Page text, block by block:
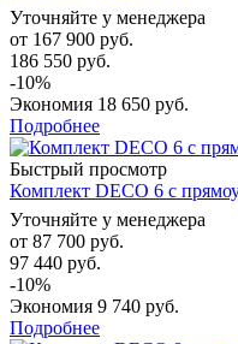
Уточняйте у менеджера
от 167 900 руб.
186 550 руб.
-10%
Экономия 18 650 руб.
Подробнее
Быстрый просмотр
Комплект DECO 6 с
Уточняйте у менеджера
от 87 700 руб.
97 440 руб.
-10%
Экономия 9 740 руб.
Подробнее